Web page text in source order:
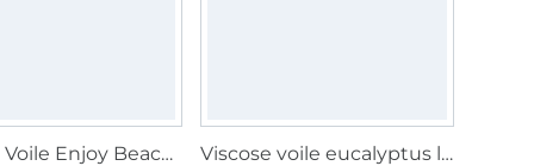
Viscose Voile Enjoy Beach Palms, roze
Viscose voile eucalyptus leaves, wit